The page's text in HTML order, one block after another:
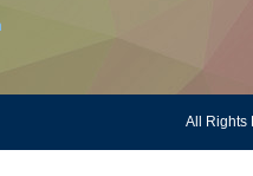
All Rights